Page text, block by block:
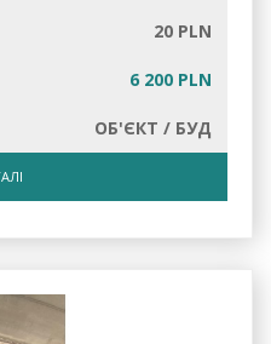
20 PLN
6 200 PLN
ОБ'ЄКТ / БУД